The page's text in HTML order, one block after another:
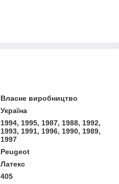
Власне виробництво
Україна
1994, 1995, 1987, 1988, 1992,
1993, 1991, 1996, 1990, 1989,
1997
Peugeot
Латекс
405